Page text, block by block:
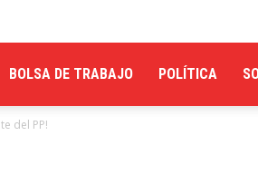
BOLSA DE TRABAJO POLÍTICA
del PP!